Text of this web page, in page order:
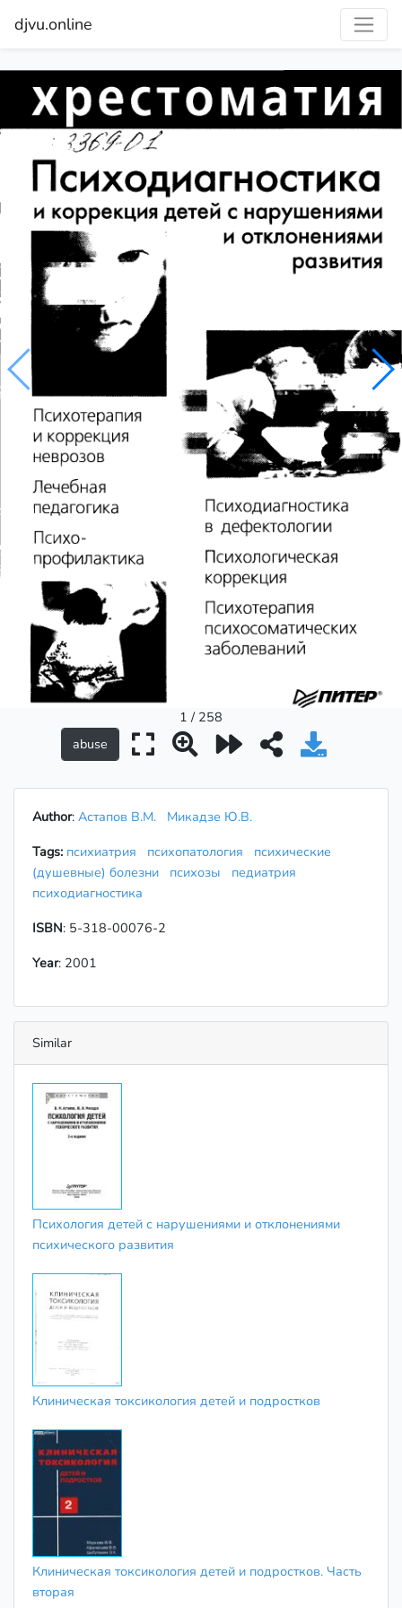
djvu.online
1 / 258
Author: Астапов В.М.
Микадзе Ю.В.
Tags: психиатрия психопатология
психические
(душевные) болезни
психозы
педиатрия
психодиагностика
ISBN: 5-318-00076-2
Year: 2001
Similar
Психология детей с нарушениями и отклонениями
психического развития
Клиническая токсикология детей и подростков
Клиническая токсикология детей и подростков. Часть
вторая